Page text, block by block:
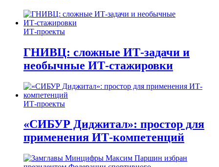
ИТ-проекты
ГНИВЦ: сложные ИТ‑задачи и
необычные ИТ‑стажировки
ИТ-проекты
«СИБУР Диджитал»: простор для
применения ИТ-компетенций